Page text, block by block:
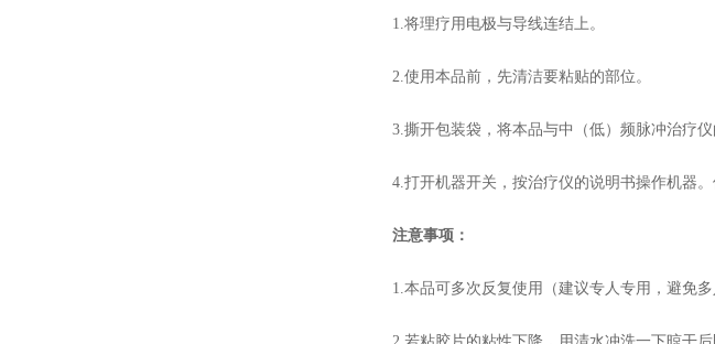
1.将理疗用电极与导线连结上。
2.使用本品前，先清洁要粘贴的部位。
3.撕开包装袋，将本品与中（低）频脉冲治疗
4.打开机器开关，按治疗仪的说明书操作机器
注意事项：
1.本品可多次反复使用（建议专人专用，避免多